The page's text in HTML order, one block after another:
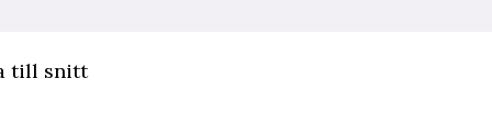
till snitt